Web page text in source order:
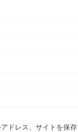
ドレス、サイトを保存